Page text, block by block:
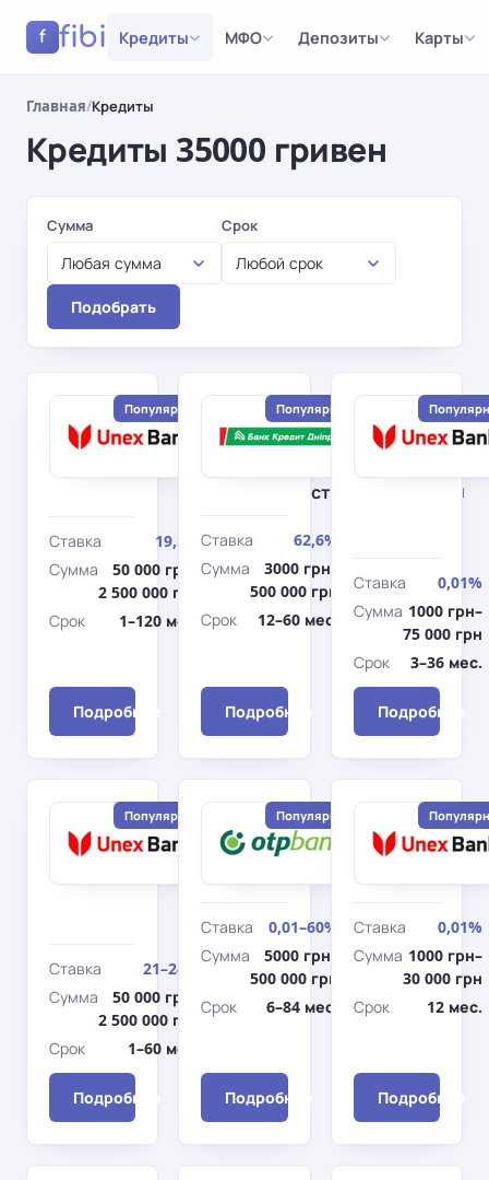
f fibi Кредиты МФО Депозиты Карты
Главная/Кредиты
Кредиты 35000 гривен
Сумма
Любая сумма
Срок
Любой срок
Подобрать
Популярный
Юнекс
Банк
недвижимости
Ставка
19,5%
Сумма
50 000 грн–
2 500 000 грн
Срок
1–120 мес.
Подробнее
Популярный
Банк
Кредит
Наличными
Ставка
62,6%
Сумма
3000 грн–
500 000 грн
Срок
12–60 мес.
Подробнее
Ставка
0,01%
Сумма 1000 грн–
75 000 грн
Срок
3–36 мес.
Подробнее
Популярный
Юнекс
Банк
авто
Ставка
21–24%
Сумма
50 000 грн–
2 500 000 грн
Срок
1–60 мес.
Подробнее
Популярный
ОТП
Банк
Ставка
0,01–60%
Сумма
5000 грн–
500 000 грн
Срок
6–84 мес.
Подробнее
Ставка
0,01%
Сумма 1000 грн–
30 000 грн
Срок
12 мес.
Подробнее